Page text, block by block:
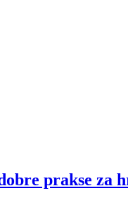
prakse za